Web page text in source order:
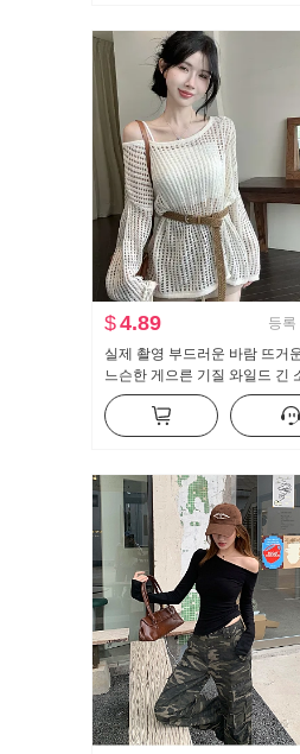
$4.89 등록
실제 촬영 부드러운 바람 뜨거
느슨한 게으른 기질 와일드 긴
뜨개질 블라우스 캐미솔